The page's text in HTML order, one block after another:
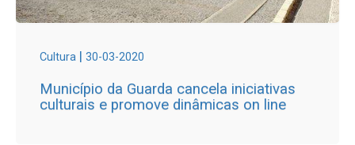
Cultura | 30-03-2020
Município da Guarda cancela iniciativas
culturais e promove dinâmicas on line